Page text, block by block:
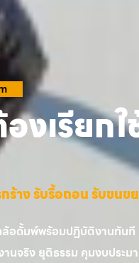
งเรียก
ร้าง รับรื้อถอน รับขนข
ล้อดั้มพ์พร้อมปฏิบัติงานทันที
านจริง ยุติธรรม คุมงบประม